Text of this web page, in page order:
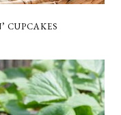
CUPCAKES